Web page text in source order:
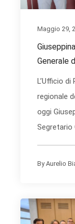
Maggio 29,
Generale
L’Ufficio
regionale
oggi
Segretario
ByAurelio